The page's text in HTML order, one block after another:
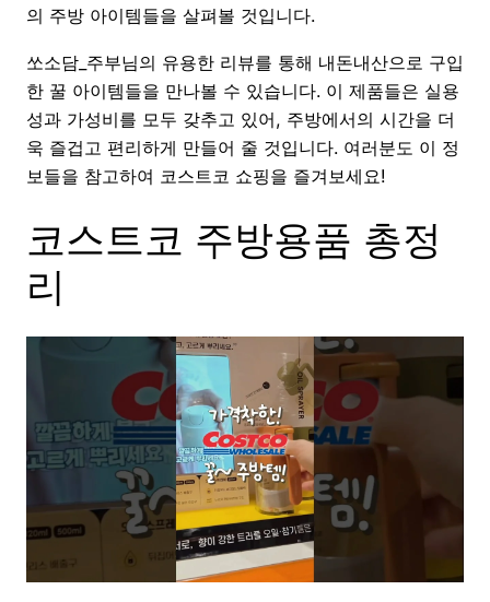
의 주방 아이템들을 살펴볼 것입니다.
쏘소담_주부님의 유용한 리뷰를 통해 내돈내산으로 구입
한 꿀 아이템들을 만나볼 수 있습니다. 이 제품들은 실용
성과 가성비를 모두 갖추고 있어, 주방에서의 시간을 더
욱 즐겁고 편리하게 만들어 줄 것입니다. 여러분도 이 정
보들을 참고하여 코스트코 쇼핑을 즐겨보세요!
코스트코 주방용품 총정
리